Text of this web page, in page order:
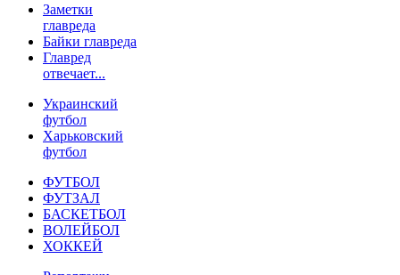
Заметки
главреда
Байки главреда
Главред
отвечает...
Украинский
футбол
Харьковский
футбол
ФУТБОЛ
ФУТЗАЛ
БАСКЕТБОЛ
ВОЛЕЙБОЛ
ХОККЕЙ